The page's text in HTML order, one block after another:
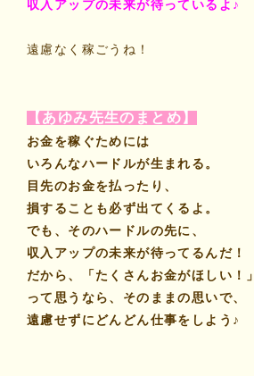
収入アップの未来が待っているよ♪
遠慮なく稼ごうね！
【あゆみ先生のまとめ】
お金を稼ぐためには
いろんなハードルが生まれる。
目先のお金を払ったり、
損することも必ず出てくるよ。
でも、そのハードルの先に、
収入アップの未来が待ってるんだ！
だから、「たくさんお金がほしい！」
って思うなら、そのままの思いで、
遠慮せずにどんどん仕事をしよう♪